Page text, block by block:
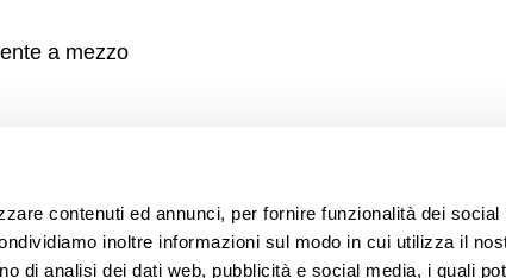
contenuti ed annunci, per fornire funzionalità dei social
inoltre informazioni sul modo in cui utilizza il
di analisi dei dati web, pubblicità e social media, i quali
a mezzo
posta elettronica certificata (PEC), al modello va